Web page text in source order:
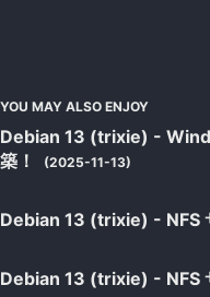
YOU MAY ALSO ENJOY
Debian 13 (trixie) -
築！
(2025-11-13)
Debian 13 (trixie) - NFS
Debian 13 (trixie) - NFS